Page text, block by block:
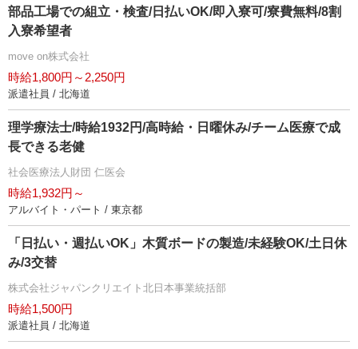
部品工場での組立・検査/日払いOK/即入寮可/寮費無料/8割
入寮希望者
move on株式会社
時給1,800円～2,250円
派遣社員 / 北海道
理学療法士/時給1932円/高時給・日曜休み/チーム医療で成
長できる老健
社会医療法人財団 仁医会
時給1,932円～
アルバイト・パート / 東京都
「日払い・週払いOK」木質ボードの製造/未経験OK/土日休
み/3交替
株式会社ジャパンクリエイト北日本事業統括部
時給1,500円
派遣社員 / 北海道